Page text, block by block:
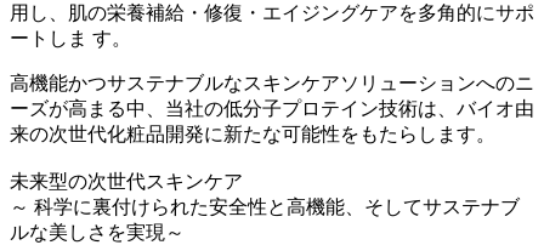
用し、肌の栄養補給・修復・エイジングケアを多角的にサポ
ートしま す。
高機能かつサステナブルなスキンケアソリューションへのニ
ーズが高まる中、当社の低分子プロテイン技術は、バイオ由
来の次世代化粧品開発に新たな可能性をもたらします。
未来型の次世代スキンケア
～ 科学に裏付けられた安全性と高機能、そしてサステナブ
ルな美しさを実現～